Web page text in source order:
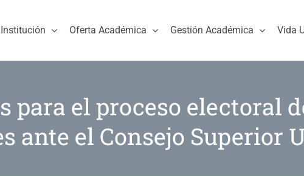
Institución Oferta Académica Gestión Académica Vida
para el proceso electoral
ante el Consejo Superior